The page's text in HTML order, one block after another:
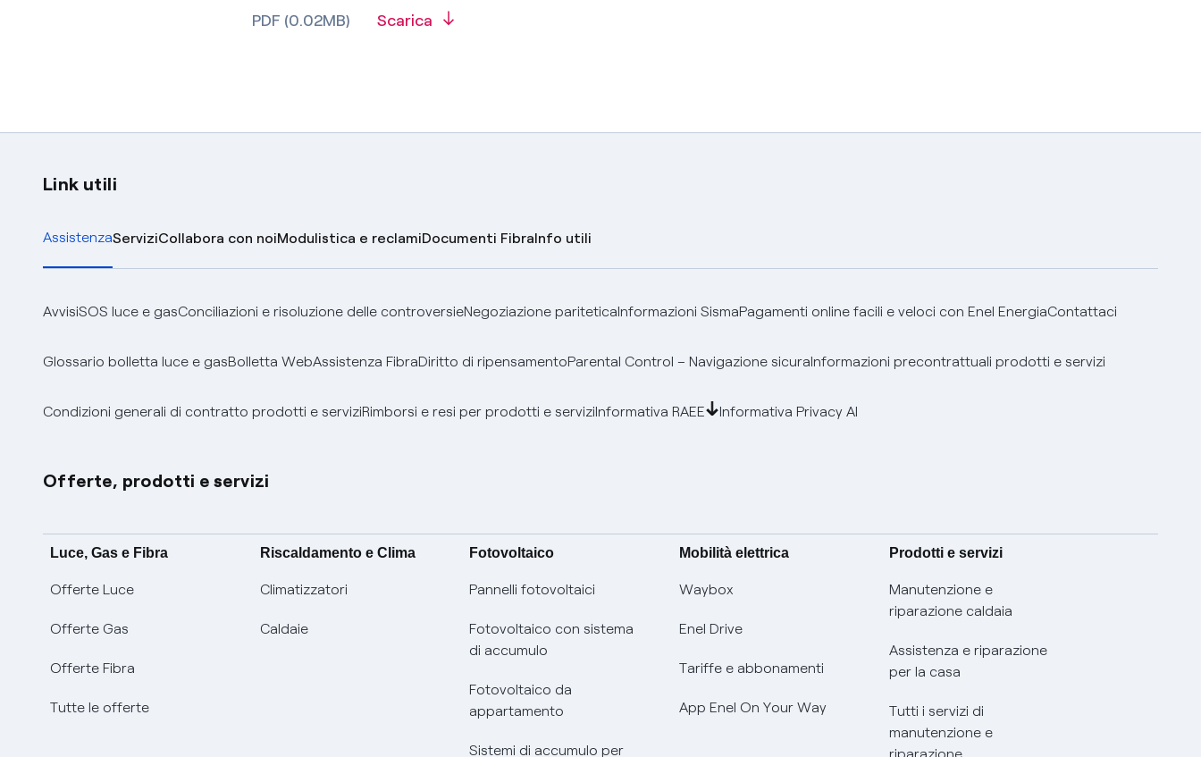
PDF (0.02MB)
Scarica
Link utili
AssistenzaServiziCollabora con noiModulistica e reclamiDocumenti FibraInfo utili
AvvisiSOS luce e gasConciliazioni e risoluzione delle controversieNegoziazione pariteticaInformazioni SismaPagamenti online facili e veloci con Enel EnergiaContattaci
Glossario bolletta luce e gasBolletta WebAssistenza FibraDiritto di ripensamentoParental Control – Navigazione sicuraInformazioni precontrattuali prodotti e servizi
Condizioni generali di contratto prodotti e serviziRimborsi e resi per prodotti e serviziInformativa RAEE Informativa Privacy AI
Offerte, prodotti e servizi
Luce, Gas e Fibra
Offerte Luce
Offerte Gas
Offerte Fibra
Tutte le offerte
Riscaldamento e Clima
Climatizzatori
Caldaie
Fotovoltaico
Pannelli fotovoltaici
Fotovoltaico con sistema
di accumulo
Fotovoltaico da
appartamento
Sistemi di accumulo per
Mobilità elettrica
Waybox
Enel Drive
Tariffe e abbonamenti
App Enel On Your Way
Prodotti e servizi
Manutenzione e
riparazione caldaia
Assistenza e riparazione
per la casa
Tutti i servizi di
manutenzione e